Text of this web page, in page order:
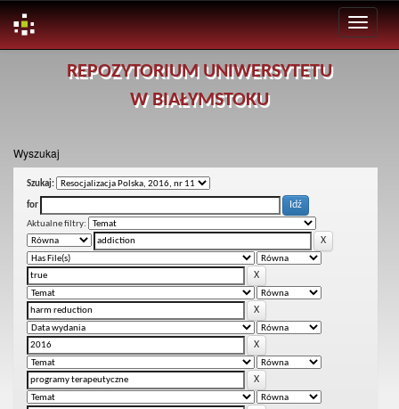
REPOZYTORIUM UNIWERSYTETU
W BIAŁYMSTOKU
Wyszukaj
Szukaj:
for
Aktualne filtry: